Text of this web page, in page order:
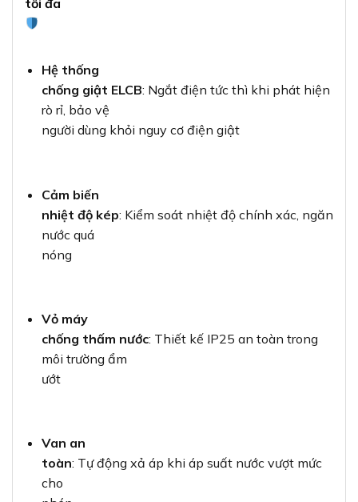
tối đa
Hệ thống
chống giật ELCB: Ngắt điện tức thì khi phát hiện
rò rỉ, bảo vệ
người dùng khỏi nguy cơ điện giật
Cảm biến
nhiệt độ kép: Kiểm soát nhiệt độ chính xác, ngăn
nước quá
nóng
Vỏ máy
chống thấm nước: Thiết kế IP25 an toàn trong
môi trường ẩm
ướt
Van an
toàn: Tự động xả áp khi áp suất nước vượt mức
cho